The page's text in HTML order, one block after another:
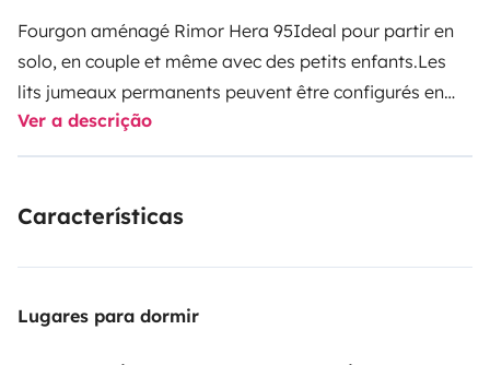
Fourgon aménagé Rimor Hera 95Ideal pour partir en
solo, en couple et même avec des petits enfants.Les
lits jumeaux permanents peuvent être configurés en
grand lit 180 x200.
confort d'un camping car.
Ver a descrição
Características
Lugares para dormir